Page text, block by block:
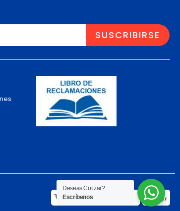
Deseas Cotizar?
Escríbenos